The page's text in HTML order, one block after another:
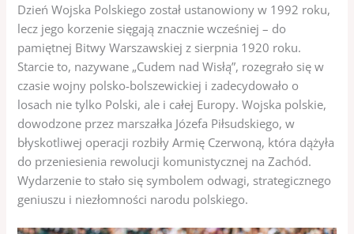
Dzień Wojska Polskiego został ustanowiony w 1992 roku,
lecz jego korzenie sięgają znacznie wcześniej – do
pamiętnej Bitwy Warszawskiej z sierpnia 1920 roku.
Starcie to, nazywane „Cudem nad Wisłą”, rozegrało się w
czasie wojny polsko-bolszewickiej i zadecydowało o
losach nie tylko Polski, ale i całej Europy. Wojska polskie,
dowodzone przez marszałka Józefa Piłsudskiego, w
błyskotliwej operacji rozbiły Armię Czerwoną, która dążyła
do przeniesienia rewolucji komunistycznej na Zachód.
Wydarzenie to stało się symbolem odwagi, strategicznego
geniuszu i niezłomności narodu polskiego.